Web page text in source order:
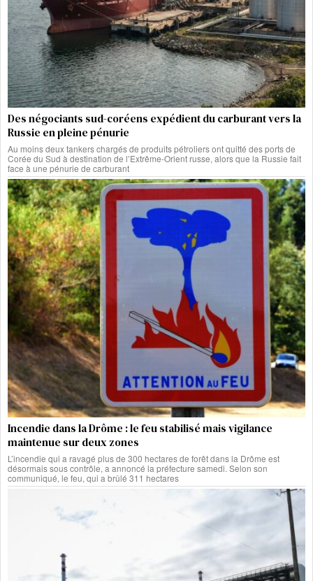
Des négociants sud-coréens expédient du carburant vers la
Russie en pleine pénurie
Au moins deux tankers chargés de produits pétroliers ont quitté des ports de
Corée du Sud à destination de l’Extrême-Orient russe, alors que la Russie fait
face à une pénurie de carburant
Incendie dans la Drôme : le feu stabilisé mais vigilance
maintenue sur deux zones
L’incendie qui a ravagé plus de 300 hectares de forêt dans la Drôme est
désormais sous contrôle, a annoncé la préfecture samedi. Selon son
communiqué, le feu, qui a brûlé 311 hectares